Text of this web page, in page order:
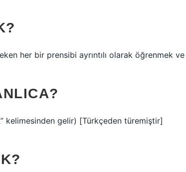
her bir prensibi ayrıntılı olarak öğrenmek ve